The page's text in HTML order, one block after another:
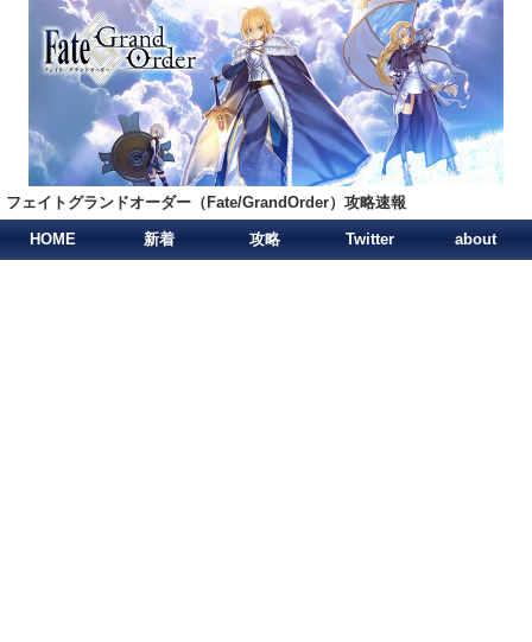
フェイトグランドオーダー（Fate/GrandOrder）攻略速報
HOME 新着 攻略 Twitter about